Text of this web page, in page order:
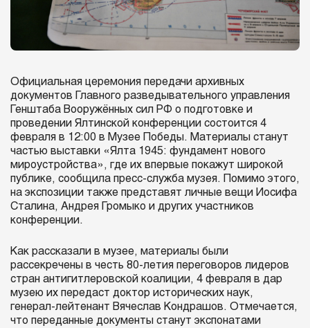
Официальная церемония передачи архивных
документов Главного разведывательного управления
Генштаба Вооружённых сил РФ о подготовке и
проведении Ялтинской конференции состоится 4
февраля в 12:00 в Музее Победы. Материалы станут
частью выставки «Ялта 1945: фундамент нового
мироустройства», где их впервые покажут широкой
публике, сообщила пресс-служба музея. Помимо этого,
на экспозиции также представят личные вещи Иосифа
Сталина, Андрея Громыко и других участников
конференции.
Как рассказали в музее, материалы были
рассекречены в честь 80-летия переговоров лидеров
стран антигитлеровской коалиции, 4 февраля в дар
музею их передаст доктор исторических наук,
генерал-лейтенант Вячеслав Кондрашов. Отмечается,
что переданные документы станут экспонатами